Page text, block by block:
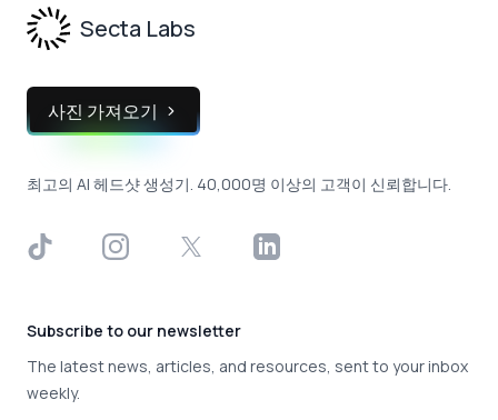
Secta Labs
사진 가져오기
최고의 AI 헤드샷 생성기. 40,000명 이상의 고객이 신뢰합니다.
TikTok InstagramX LinkedIn
Subscribe to our newsletter
The latest news, articles, and resources, sent to your inbox
weekly.